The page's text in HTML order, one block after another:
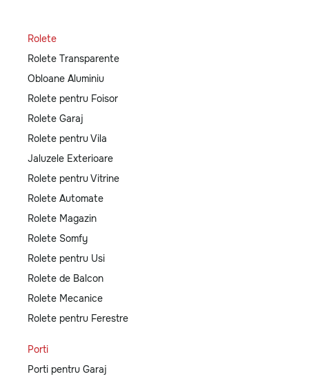
Rolete
Rolete Transparente
Obloane Aluminiu
Rolete pentru Foisor
Rolete Garaj
Rolete pentru Vila
Jaluzele Exterioare
Rolete pentru Vitrine
Rolete Automate
Rolete Magazin
Rolete Somfy
Rolete pentru Usi
Rolete de Balcon
Rolete Mecanice
Rolete pentru Ferestre
Porti
Porti pentru Garaj